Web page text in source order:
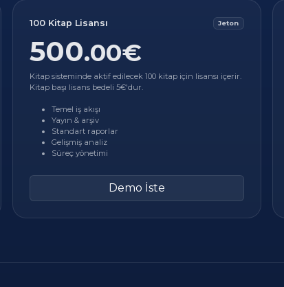
100 Kitap Lisansı Jeton
500.00€
Kitap sisteminde aktif edilecek 100 kitap için lisansı içerir.
Kitap başı lisans bedeli 5€'dur.
Temel iş akışı
Yayın & arşiv
Standart raporlar
Gelişmiş analiz
Süreç yönetimi
Demo İste